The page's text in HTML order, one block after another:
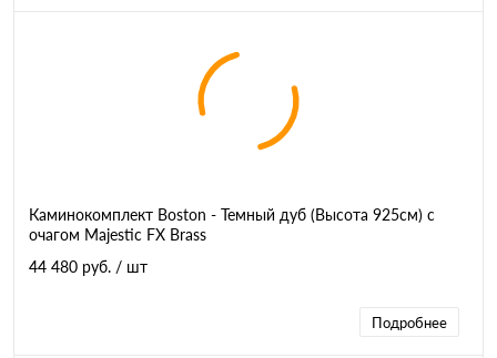
Каминокомплект Boston - Темный дуб (Высота 925см) с
очагом Majestic FX Brass
44 480 руб. / шт
Подробнее